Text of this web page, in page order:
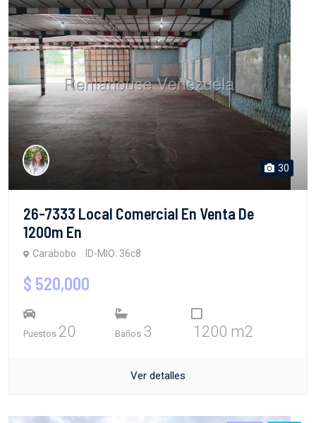
30
26-7333 Local Comercial En Venta De
1200m En
Carabobo ID-MIO: 36c8
$ 520,000
Puestos 20 Baños 3 1200 m2
Ver detalles